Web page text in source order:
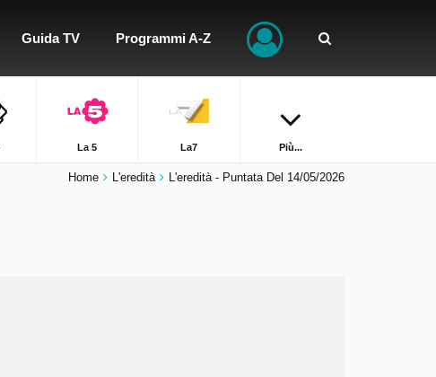
Guida TV Programmi A-Z
La 5 La7 Più...
Home L'eredità L'eredità - Puntata Del 14/05/2026